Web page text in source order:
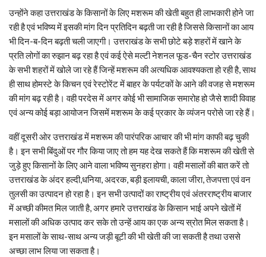
उन्होंने कहा उत्तराखंड के किसानों के लिए मशरूम की खेती बहुत ही लाभकारी होने जा
रही है एवं भविष्य में इसकी मांग दिन प्रतिदिन बढ़ती जा रही है जिससे किसानों का आय
भी दिन-ब-दिन बढ़ती चली जाएगी। उत्तराखंड के सभी छोटे बड़े शहरों में खाने के
प्रति लोगों का रुझान बढ़ रहा है एवं कई ऐसे मल्टी नेशनल फूड-चैन स्टोर उत्तराखंड
के सभी शहरों में खोले जा रहे हैं जिन्हें मशरूम की अत्यधिक आवश्यकता हो रही है, साथ
ही साथ होमस्टे के किचन एवं रेस्टोरेंट में बाहर के पर्यटकों के आने की वजह से मशरूम
की मांग बढ़ रही है। वही परदेस में अगर कोई भी सामाजिक समारोह हो जैसे शादी विवाह
एवं अन्य कोई बड़ा आयोजन जिसमें मशरूम के कई प्रकार के व्यंजन परोसे जा रहे हैं।
वहीं दूसरी ओर उत्तराखंड में मशरूम की पारंपरिक आचार की भी मांग काफी बढ़ चुकी
है। इन सभी बिंदुओं पर गौर किया जाए तो हम यह देख सकते हैं कि मशरूम की खेती से
जुड़े हुए किसानों के लिए आने वाला भविष्य सुनहरा होगा। वही मसालों की बात करें तो
उत्तराखंड के अंदर हल्दी,धनिया, अदरक, बड़ी इलायची, काला जीरा, तेजपत्ता एवं वन
तुलसी का उत्पादन हो रहा है। इन सभी उत्पादों का राष्ट्रीय एवं अंतरराष्ट्रीय बाजार
में अच्छी कीमत मिल जाती है, अगर हमारे उत्तराखंड के किसान भाई अपने खेतों में
मसालों की अधिक उत्पाद कर सके तो उन्हें आय का एक अन्य स्रोत मिल सकता है।
इन मसालों के साथ-साथ अन्य जड़ी बूटी की भी खेती की जा सकती है तथा उससे
अच्छा लाभ लिया जा सकता है।